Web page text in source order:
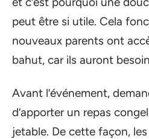
peut être si utile. Cela
nouveaux parents ont
bahut, car ils auront
Avant l’événement,
d’apporter un repas
jetable. De cette façon,